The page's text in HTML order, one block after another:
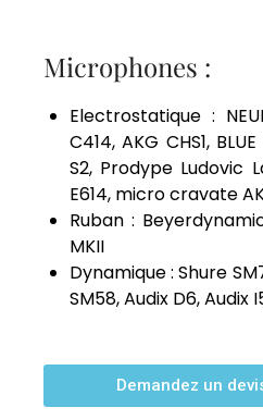
Microphones :
Electrostatique :
C414, AKG CHS1,
S2, Prodype Ludovic
E614, micro cravate
Ruban :
MKII
Dynamique : Shure
SM58, Audix D6, Audix
Demandez un